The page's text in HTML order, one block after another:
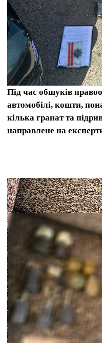
Під час обшуків
автомобілі, кошти,
кілька гранат та
направлене на